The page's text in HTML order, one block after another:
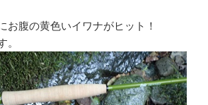
お腹の黄色いイワナがヒット！
。